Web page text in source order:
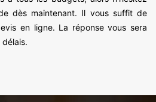
dès maintenant. Il vous suffit de
en ligne. La réponse vous sera